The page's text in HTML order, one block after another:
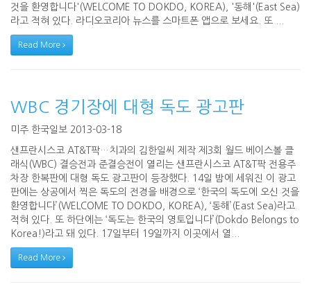
것을 환영합니다'(WELCOME TO DOKDO, KOREA), '동해'(East Sea)
라고 적혀 있다. 라디오코리아 뉴스를 스마트폰 앱으로 보세요. 또 ...
Read More
WBC 경기장에 대형 독도 광고판
미주 한국일보 2013-03-18
샌프란시스코 AT&T팍…치과의 김한일씨 제작 제3회 월드 베이스볼 클
래식(WBC) 결승전과 준결승전이 열리는 샌프란시스코 AT&T팍 전용주
차장 한복판에 대형 독도 광고판이 등장했다. 14일 밤에 세워진 이 광고
판에는 상공에서 찍은 독도의 전경을 배경으로 ‘한국의 독도에 오신 것을
환영합니다’(WELCOME TO DOKDO, KOREA), ‘동해’(East Sea)라고
적혀 있다. 또 하단에는 ‘독도는 한국의 영토입니다’(Dokdo Belongs to
Korea!)라고 돼 있다. 17일부터 19일까지 이곳에서 열...
Read More